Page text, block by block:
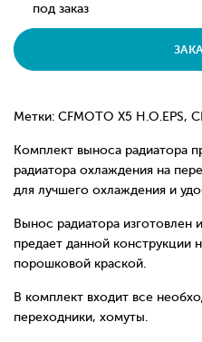
под заказ
Метки: CFMOTO X5 H.O.EPS,
Комплект выноса радиатора
радиатора охлаждения на
для лучшего охлаждения и
Вынос радиатора изготовлен
предает данной конструкции
порошковой краской.
В комплект входит все
переходники, хомуты.